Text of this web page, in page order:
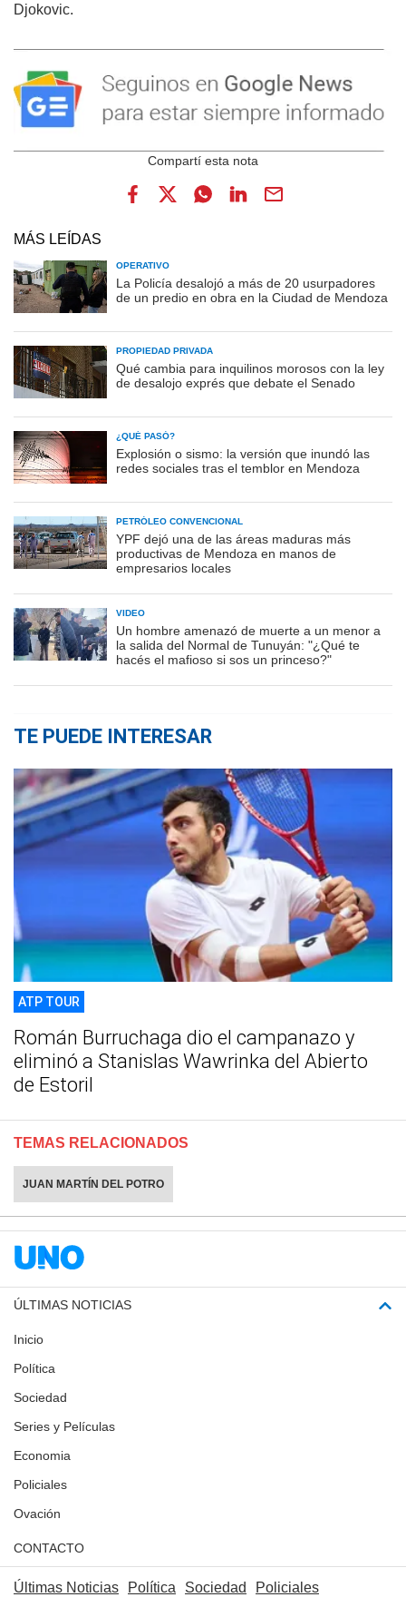
Djokovic.
MÁS LEÍDAS
OPERATIVO
La Policía desalojó a más de 20 usurpadores
de un predio en obra en la Ciudad de Mendoza
PROPIEDAD PRIVADA
Qué cambia para inquilinos morosos con la ley
de desalojo exprés que debate el Senado
¿QUÉ PASÓ?
Explosión o sismo: la versión que inundó las
redes sociales tras el temblor en Mendoza
PETRÓLEO CONVENCIONAL
YPF dejó una de las áreas maduras más
productivas de Mendoza en manos de
empresarios locales
VIDEO
Un hombre amenazó de muerte a un menor a
la salida del Normal de Tunuyán: "¿Qué te
hacés el mafioso si sos un princeso?"
TE PUEDE INTERESAR
ATP TOUR
Román Burruchaga dio el campanazo y
eliminó a Stanislas Wawrinka del Abierto
de Estoril
TEMAS RELACIONADOS
JUAN MARTÍN DEL POTRO
ÚLTIMAS NOTICIAS
Inicio
Política
Sociedad
Series y Películas
Economia
Policiales
Ovación
CONTACTO
Últimas Noticias Política Sociedad Policiales